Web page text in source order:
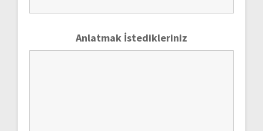
Anlatmak İstedikleriniz